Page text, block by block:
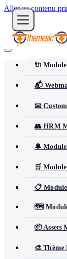
Aller au contenu
🔌
📬
📧
👥 HRM
🔔
🛒
📋
🗺️ Module
📦 Assets
🎨